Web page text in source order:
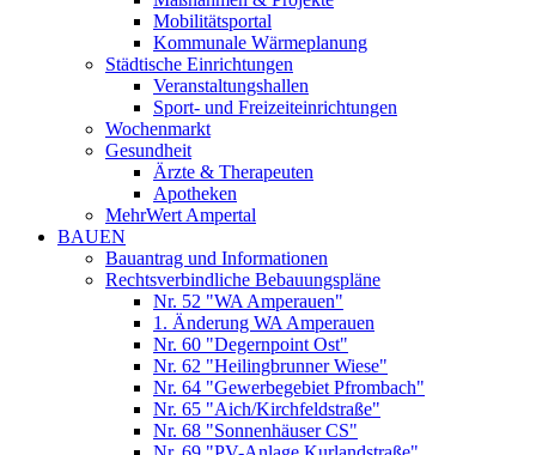
Mobilitätsportal
Kommunale Wärmeplanung
Städtische Einrichtungen
Veranstaltungshallen
Sport- und Freizeiteinrichtungen
Wochenmarkt
Gesundheit
Ärzte & Therapeuten
Apotheken
MehrWert Ampertal
BAUEN
Bauantrag und Informationen
Rechtsverbindliche Bebauungspläne
Nr. 52 "WA Amperauen"
1. Änderung WA Amperauen
Nr. 60 "Degernpoint Ost"
Nr. 62 "Heilingbrunner Wiese"
Nr. 64 "Gewerbegebiet Pfrombach"
Nr. 65 "Aich/Kirchfeldstraße"
Nr. 68 "Sonnenhäuser CS"